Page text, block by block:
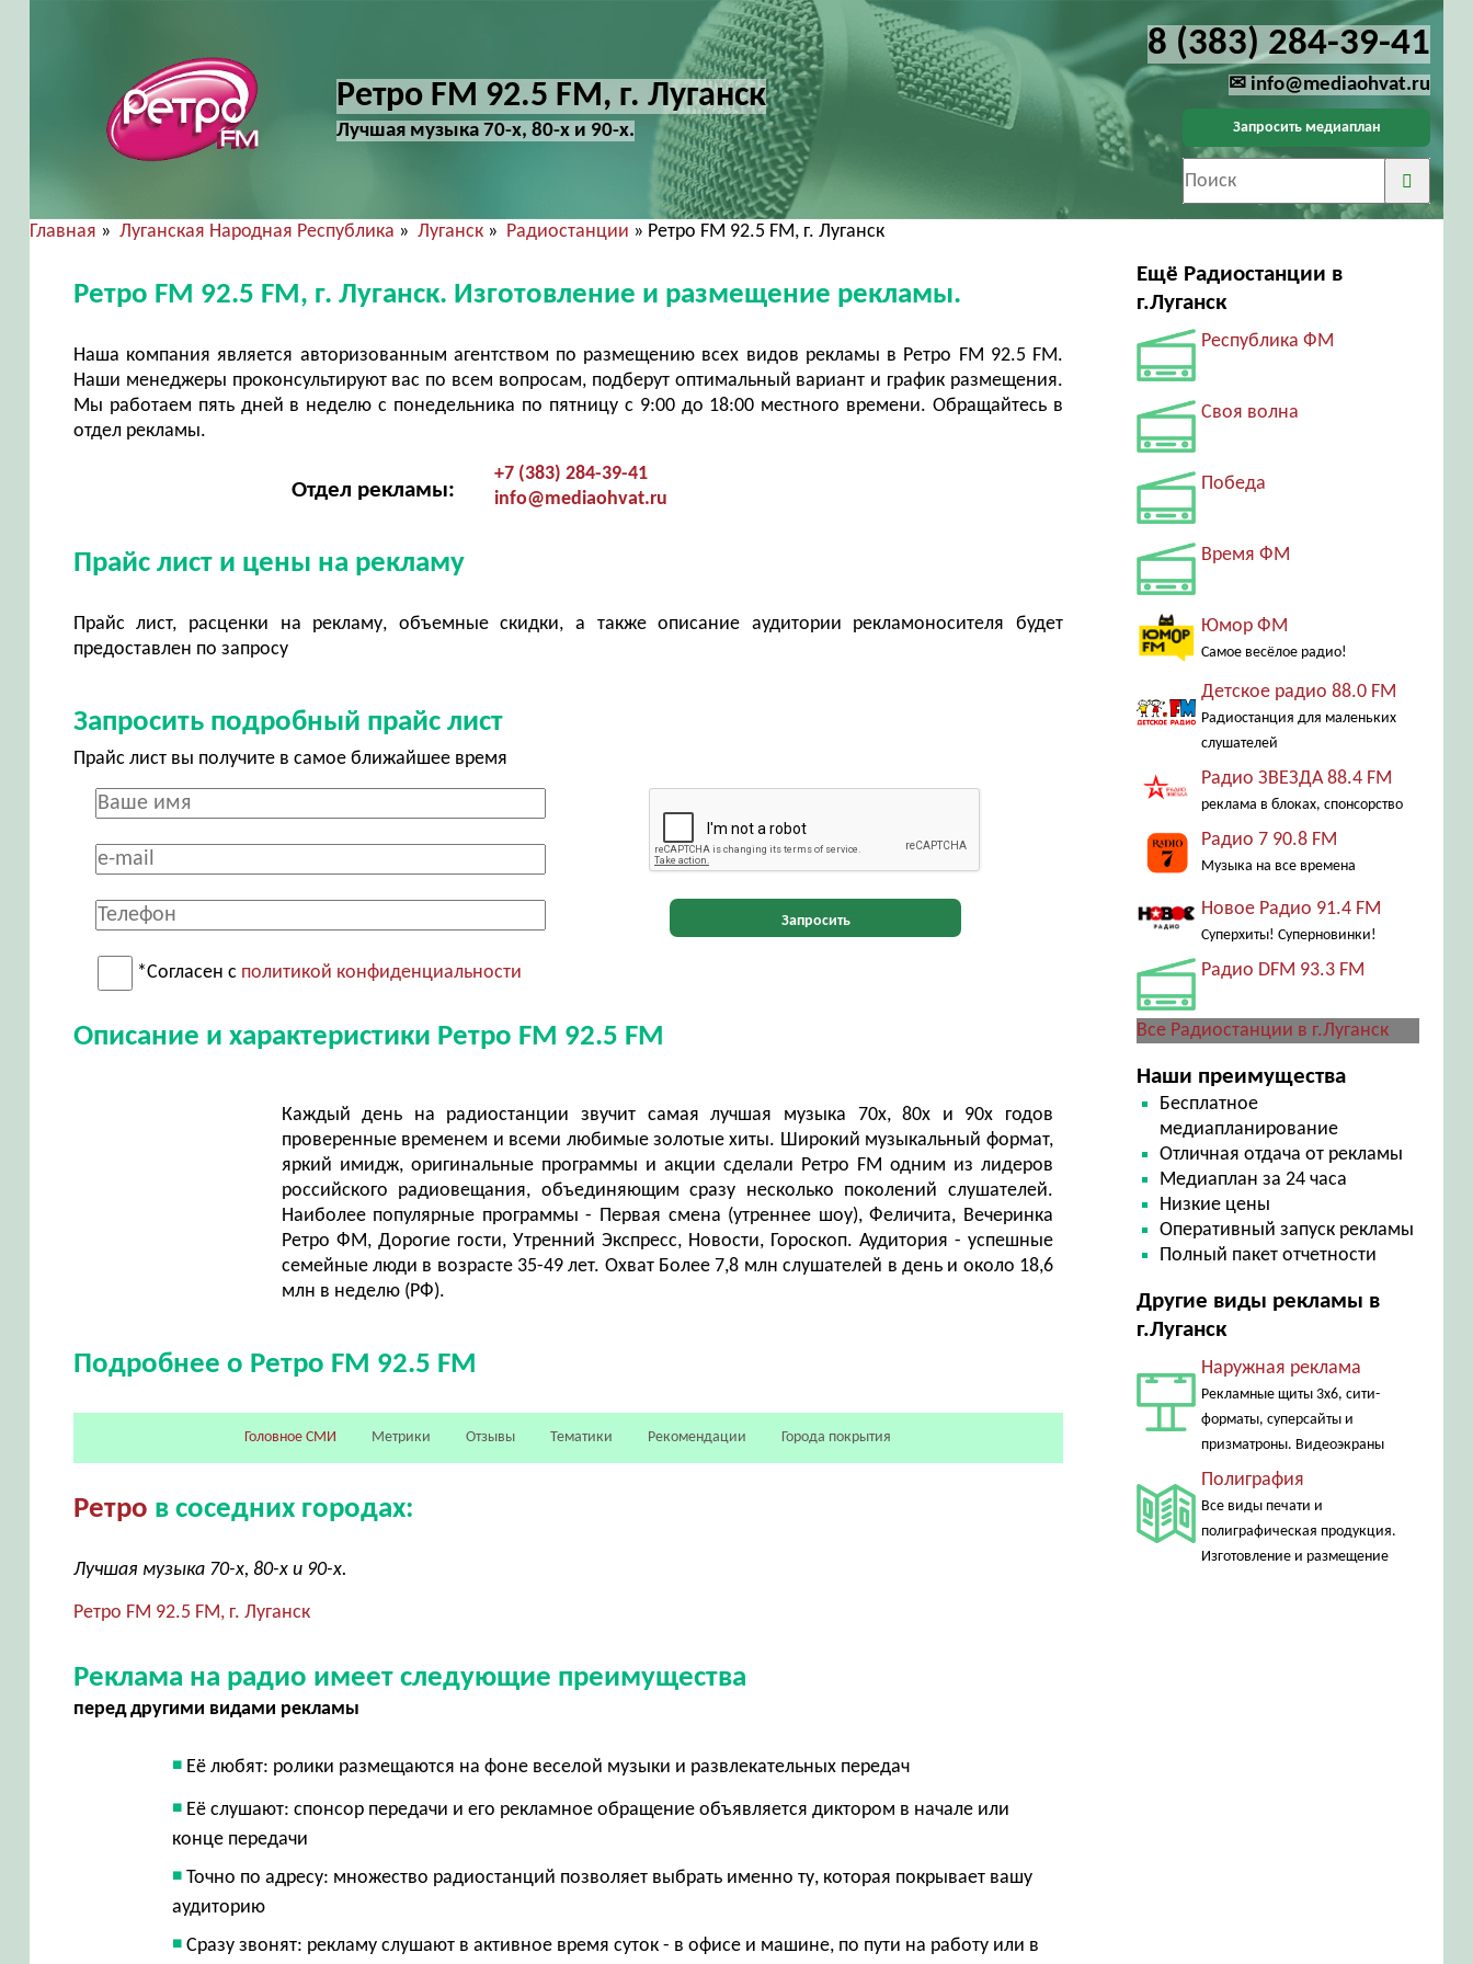
Ретро FM 92.5 FM, г. Луганск
Лучшая музыка 70-х, 80-х и 90-х.
8 (383) 284-39-41
✉ info@mediaohvat.ru
Запросить медиаплан
Главная » Луганская Народная Республика » Луганск» Радиостанции » Ретро FM 92.5 FM, г. Луганск
Ретро FM 92.5 FM, г. Луганск. Изготовление и размещение рекламы.
Наша компания является авторизованным агентством по размещению всех видов рекламы в Ретро FM 92.5 FM.
Наши менеджеры проконсультируют вас по всем вопросам, подберут оптимальный вариант и график размещения.
Мы работаем пять дней в неделю с понедельника по пятницу с 9:00 до 18:00 местного времени. Обращайтесь в
отдел рекламы.
Отдел рекламы:
+7 (383) 284-39-41
info@mediaohvat.ru
Прайс лист и цены на рекламу
Прайс лист, расценки на рекламу, объемные скидки, а также описание аудитории рекламоносителя будет
предоставлен по запросу
Запросить подробный прайс лист
Прайс лист вы получите в самое ближайшее время
*Согласен с политикой конфиденциальности
Запросить
Описание и характеристики Ретро FM 92.5 FM
Каждый день на радиостанции звучит самая лучшая музыка 70х, 80х и 90х годов
проверенные временем и всеми любимые золотые хиты. Широкий музыкальный формат,
яркий имидж, оригинальные программы и акции сделали Ретро FM одним из лидеров
российского радиовещания, объединяющим сразу несколько поколений слушателей.
Наиболее популярные программы - Первая смена (утреннее шоу), Феличита, Вечеринка
Ретро ФМ, Дорогие гости, Утренний Экспресс, Новости, Гороскоп. Аудитория - успешные
семейные люди в возрасте 35-49 лет. Охват Более 7,8 млн слушателей в день и около 18,6
млн в неделю (РФ).
Подробнее о Ретро FM 92.5 FM
Головное СМИ Метрики Отзывы Тематики Рекомендации Города покрытия
Ретро в соседних городах:
Лучшая музыка 70-х, 80-х и 90-х.
Ретро FM 92.5 FM, г. Луганск
Реклама на радио имеет следующие преимущества
перед другими видами рекламы
Её любят: ролики размещаются на фоне веселой музыки и развлекательных передач
Её слушают: спонсор передачи и его рекламное обращение объявляется диктором в начале или
конце передачи
Точно по адресу: множество радиостанций позволяет выбрать именно ту, которая покрывает вашу
аудиторию
Сразу звонят: рекламу слушают в активное время суток - в офисе и машине, по пути на работу или в
Ещё Радиостанции в
г.Луганск
Республика ФМ
Своя волна
Победа
Время ФМ
Юмор ФМ
Самое весёлое радио!
Детское радио 88.0 FM
Радиостанция для маленьких
слушателей
Радио ЗВЕЗДА 88.4 FM
реклама в блоках, спонсорство
Радио 7 90.8 FM
Музыка на все времена
Новое Радио 91.4 FM
Суперхиты! Суперновинки!
Радио DFM 93.3 FM
Все Радиостанции в г.Луганск
Наши преимущества
Бесплатное
медиапланирование
Отличная отдача от рекламы
Медиаплан за 24 часа
Низкие цены
Оперативный запуск рекламы
Полный пакет отчетности
Другие виды рекламы в
г.Луганск
Наружная реклама
Рекламные щиты 3х6, сити-
форматы, суперсайты и
призматроны. Видеоэкраны
Полиграфия
Все виды печати и
полиграфическая продукция.
Изготовление и размещение